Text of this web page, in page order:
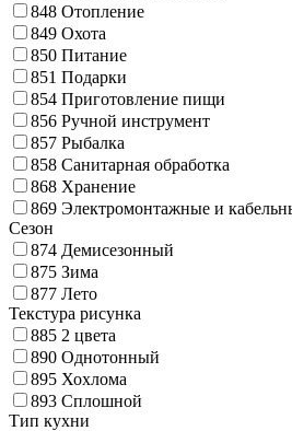
848 Отопление
849 Охота
850 Питание
851 Подарки
854 Приготовление пищи
856 Ручной инструмент
857 Рыбалка
858 Санитарная обработка
868 Хранение
869 Электромонтажные и
Сезон
874 Демисезонный
875 Зима
877 Лето
Текстура рисунка
885 2 цвета
890 Однотонный
895 Хохлома
893 Сплошной
Тип кухни